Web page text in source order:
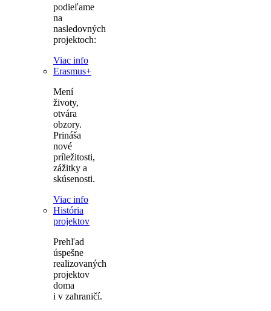
podieľame
na
nasledovných
projektoch:
Viac info
Erasmus+
Mení
životy,
otvára
obzory.
Prináša
nové
príležitosti,
zážitky a
skúsenosti.
Viac info
História
projektov
Prehľad
úspešne
realizovaných
projektov
doma
i v zahraničí.